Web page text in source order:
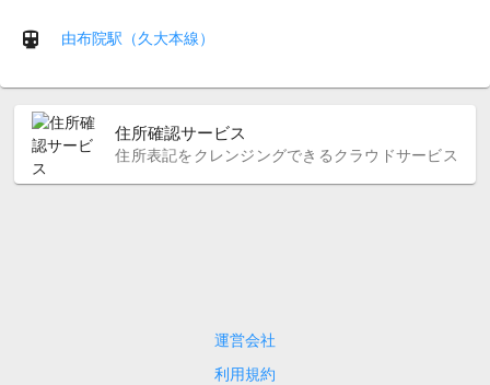
由布院駅（久大本線）
住所確認サービス
住所表記をクレンジングできるクラウドサービス
運営会社
利用規約